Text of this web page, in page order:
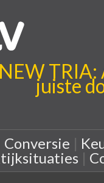
juiste
Conversie |
|